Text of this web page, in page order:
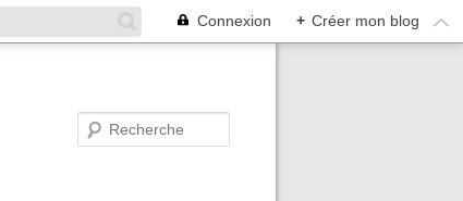
Connexion + Créer mon blog